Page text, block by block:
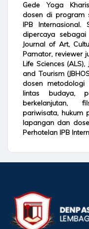
Gede Yoga
dosen di program
IPB
dipercaya
Journal of Art,
Pamator, reviewer
Life Sciences
and Tourism
dosen metodologi
lintas budaya,
berkelanjutan,
pariwisata, hukum
lapangan dan
Perhotelan IPB